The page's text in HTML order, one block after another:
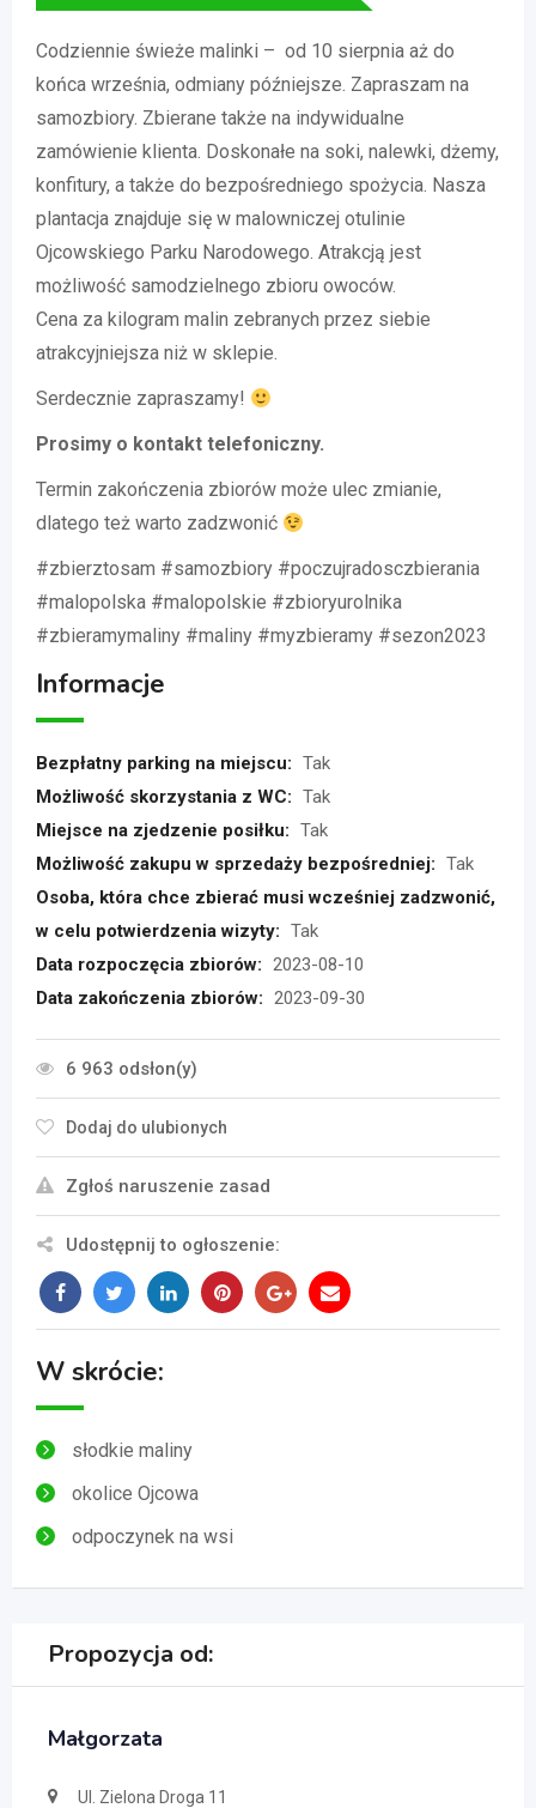
Codziennie świeże malinki – od 10 sierpnia aż do
końca września, odmiany późniejsze. Zapraszam na
samozbiory. Zbierane także na indywidualne
zamówienie klienta. Doskonałe na soki, nalewki, dżemy,
konfitury, a także do bezpośredniego spożycia. Nasza
plantacja znajduje się w malowniczej otulinie
Ojcowskiego Parku Narodowego. Atrakcją jest
możliwość samodzielnego zbioru owoców.
Cena za kilogram malin zebranych przez siebie
atrakcyjniejsza niż w sklepie.
Serdecznie zapraszamy!
Prosimy o kontakt telefoniczny.
Termin zakończenia zbiorów może ulec zmianie,
dlatego też warto zadzwonić
#zbierztosam #samozbiory #poczujradosczbierania
#malopolska #malopolskie #zbioryurolnika
#zbieramymaliny #maliny #myzbieramy #sezon2023
Informacje
Bezpłatny parking na miejscu: Tak
Możliwość skorzystania z WC: Tak
Miejsce na zjedzenie posiłku: Tak
Możliwość zakupu w sprzedaży bezpośredniej: Tak
Osoba, która chce zbierać musi wcześniej zadzwonić,
w celu potwierdzenia wizyty: Tak
Data rozpoczęcia zbiorów: 2023-08-10
Data zakończenia zbiorów: 2023-09-30
6 963 odsłon(y)
Dodaj do ulubionych
Zgłoś naruszenie zasad
Udostępnij to ogłoszenie:
W skrócie:
słodkie maliny
okolice Ojcowa
odpoczynek na wsi
Propozycja od:
Małgorzata
Ul. Zielona Droga 11